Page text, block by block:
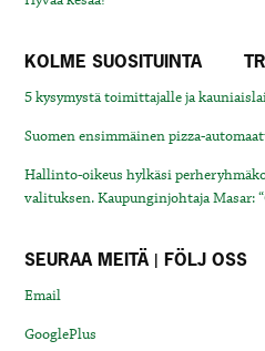
KOLME SUOSITUINTA
5 kysymystä toimittajalle ja
Suomen ensimmäinen pizza-
Hallinto-oikeus hylkäsi
valituksen. Kaupunginjohtaja Masar:
SEURAA MEITÄ | FÖLJ OSS
Email
GooglePlus